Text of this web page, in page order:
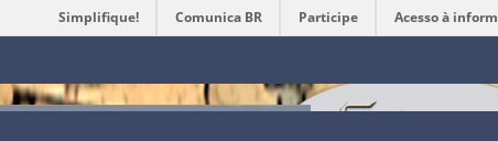
Simplifique! Comunica BR Participe Acesso à